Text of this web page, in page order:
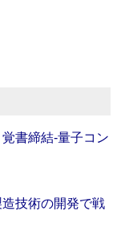
書締結‐量子コン
技術の開発で戦